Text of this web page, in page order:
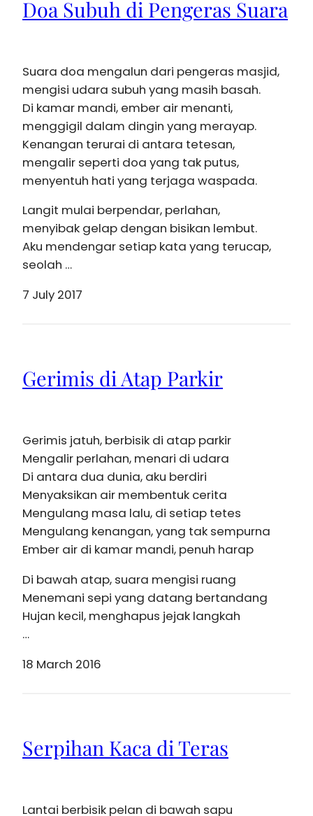
Doa Subuh di Pengeras Suara
Suara doa mengalun dari pengeras masjid,
mengisi udara subuh yang masih basah.
Di kamar mandi, ember air menanti,
menggigil dalam dingin yang merayap.
Kenangan terurai di antara tetesan,
mengalir seperti doa yang tak putus,
menyentuh hati yang terjaga waspada.
Langit mulai berpendar, perlahan,
menyibak gelap dengan bisikan lembut.
Aku mendengar setiap kata yang terucap,
seolah …
7 July 2017
Gerimis di Atap Parkir
Gerimis jatuh, berbisik di atap parkir
Mengalir perlahan, menari di udara
Di antara dua dunia, aku berdiri
Menyaksikan air membentuk cerita
Mengulang masa lalu, di setiap tetes
Mengulang kenangan, yang tak sempurna
Ember air di kamar mandi, penuh harap
Di bawah atap, suara mengisi ruang
Menemani sepi yang datang bertandang
Hujan kecil, menghapus jejak langkah
…
18 March 2016
Serpihan Kaca di Teras
Lantai berbisik pelan di bawah sapu